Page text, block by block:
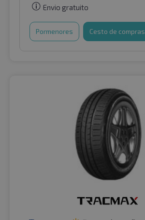
Envio gratuito
Pormenores Cesto de compras